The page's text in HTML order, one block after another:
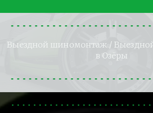
Выездной шиномонтаж /
в Озёры